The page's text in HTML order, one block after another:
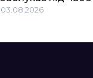
03.08.2026